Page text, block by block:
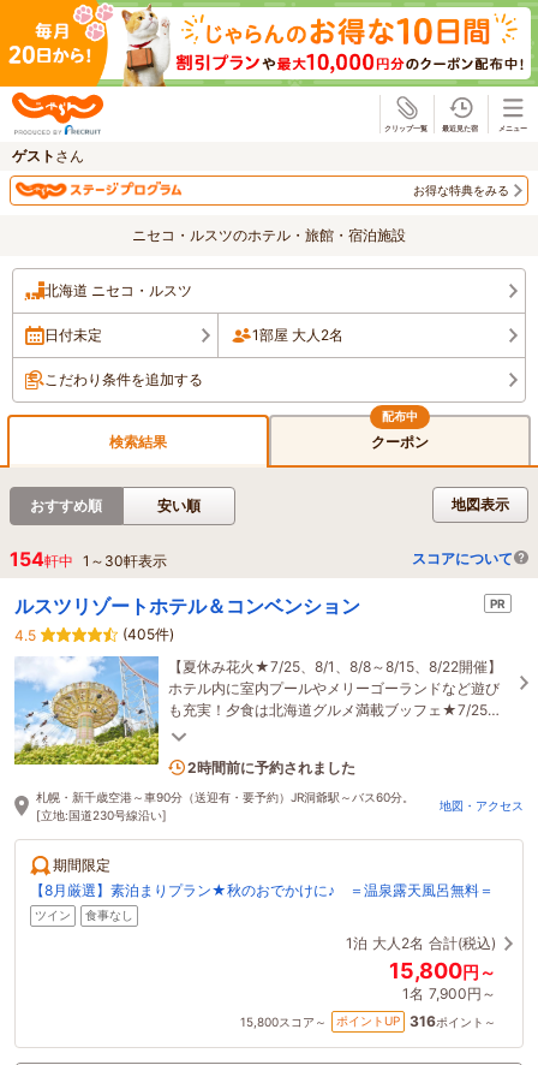
ゲスト さん
お得な特典をみる
ニセコ・ルスツのホテル・旅館・宿泊施設
北海道 ニセコ・ルスツ
日付未定 1部屋 大人2名
こだわり条件を追加する
検索結果 クーポン
地図表示
おすすめ順 安い順
154軒中 1 ～ 30軒表示 スコアについて
ルスツリゾートホテル＆コンベンション PR
4.5
(405件)
【夏休み花火★7/25、8/1、8/8～8/15、8/22開催】
ホテル内に室内プールやメリーゴーランドなど遊び
も充実！夕食は北海道グルメ満載ブッフェ★7/25、
8/1、8/8～8/15は期間限定ナイター遊園地も営業♪
2名がこの宿を見ています
2時間前に予約されました
札幌・新千歳空港～車90分（送迎有・要予約）JR洞爺駅～バス60分。
[立地:国道230号線沿い]
地図・アクセス
期間限定
【8月厳選】素泊まりプラン★秋のおでかけに♪ ＝温泉露天風呂無料＝
ツイン 食事なし
1泊 大人2名 合計(税込)
15,800円～
1名 7,900円～
15,800スコア～ ポイントUP 316ポイント～